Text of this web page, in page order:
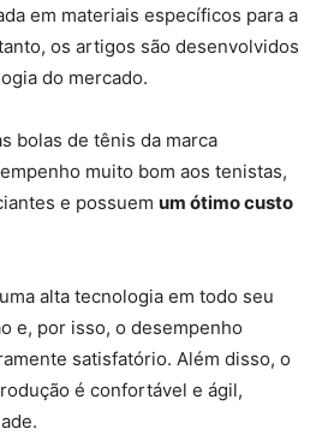
em materiais específicos para a
os artigos são desenvolvidos
do mercado.
bolas de tênis da marca
muito bom aos tenistas,
e possuem um ótimo custo
alta tecnologia em todo seu
e, por isso, o desempenho
satisfatório. Além disso, o
é confortável e ágil,